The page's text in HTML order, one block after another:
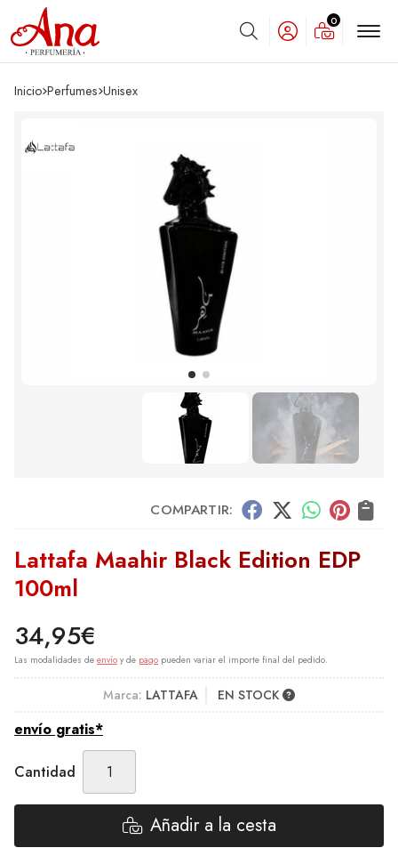
Buscar
0
Inicio perfumes unisex
COMPARTIR:
Lattafa Maahir Black Edition EDP
100ml
34,95€
Las modalidades de envío y de pago pueden variar el importe final del pedido.
Marca: LATTAFA EN STOCK
envío gratis*
Cantidad
Añadir a la cesta